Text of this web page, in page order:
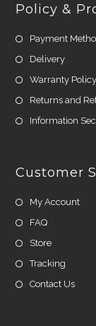
Policy &
Payment
Delivery
Warranty Policy
Returns and
Information
Customer
My Account
FAQ
Store
Tracking
Contact Us